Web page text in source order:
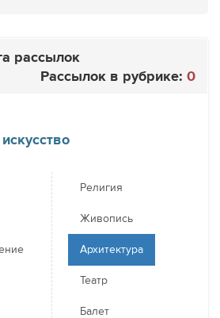
рассылок
Рассылок в рубрике: 0
Религия
Живопись
Архитектура
Театр
Балет